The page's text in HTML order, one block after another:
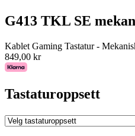
G413 TKL SE
Kablet Gaming Tastatur -
849,00 kr
Tastaturoppsett